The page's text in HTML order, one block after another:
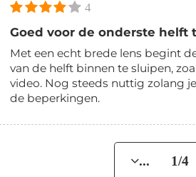
4
Goed voor de onderste helft
Met een echt brede lens begint
van de helft binnen te sluipen,
video. Nog steeds nuttig zolang
de beperkingen.
... 1/4